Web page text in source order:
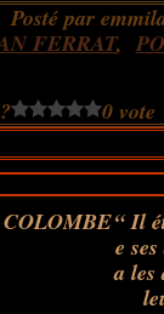
Posté par
FERRAT,
0 vote
“ Il
e
a les